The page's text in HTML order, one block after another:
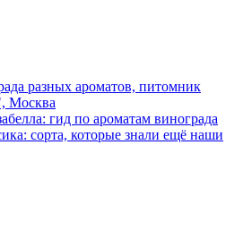
гид по ароматам винограда
сорта, которые знали ещё наши